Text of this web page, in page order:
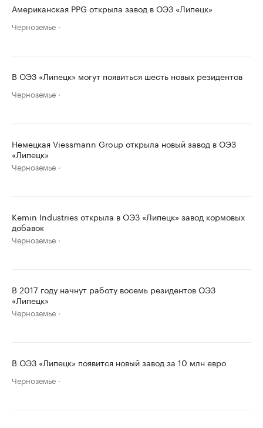
Американская PPG открыла завод в ОЭЗ «Липецк»
Черноземье
В ОЭЗ «Липецк» могут появиться шесть новых резидентов
Черноземье
Немецкая Viessmann Group открыла новый завод в ОЭЗ
«Липецк»
Черноземье
Kemin Industries открыла в ОЭЗ «Липецк» завод кормовых
добавок
Черноземье
В 2017 году начнут работу восемь резидентов ОЭЗ
«Липецк»
Черноземье
В ОЭЗ «Липецк» появится новый завод за 10 млн евро
Черноземье